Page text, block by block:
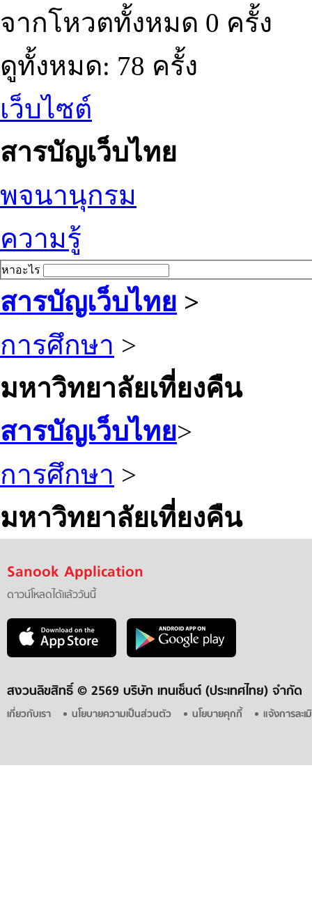
จากโหวตทั้งหมด 0 ครั้ง
ดูทั้งหมด: 78 ครั้ง
เว็บไซต์
สารบัญเว็บไทย
พจนานุกรม
ความรู้
หาอะไร
สารบัญเว็บไทย >
การศึกษา >
มหาวิทยาลัยเที่ยงคืน
สารบัญเว็บไทย>
การศึกษา >
มหาวิทยาลัยเที่ยงคืน
Sanook Application
ดาวน์โหลดได้แล้ววันนี้
สงวนลิขสิทธิ์ © 2569 บริษัท เทนเซ็นต์ (ประเทศไทย) จำกัด
เกี่ยวกับเรา นโยบายความเป็นส่วนตัว นโยบายคุกกี้ แจ้งการละ